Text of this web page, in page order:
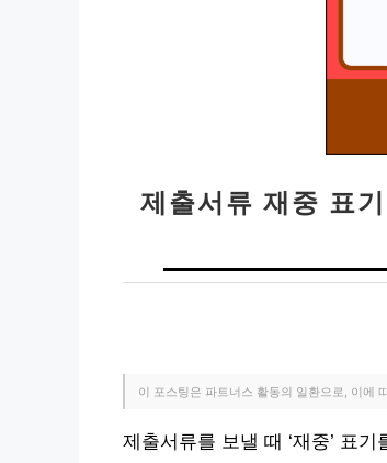
제출서류 재중 표
이 포스팅은 파트너스 활동의 일환으로, 이에
제출서류를 보낼 때 ‘재중’ 표